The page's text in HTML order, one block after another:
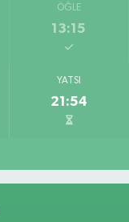
ÖĞLE
13:15
YATSI
21:54